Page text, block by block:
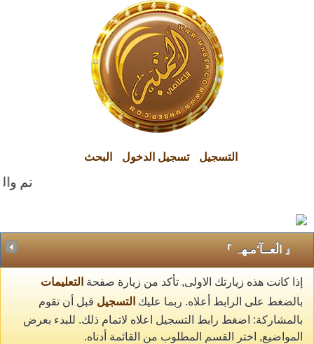
التسجيل تسجيل الدخول البحث
تم
『 اڷعــآ‘مـهہ 』
إذا كانت هذه زيارتك الاولى, تأكد من زيارة صفحة التعليمات
بالضغط على الرابط أعلاه. ربما عليك التسجيل قبل أن تقوم
بالمشاركة: اضغط رابط التسجيل اعلاه لاتمام ذلك. للبدء بعرض
المواضيع, اختر القسم المطلوب من القائمة أدناه.